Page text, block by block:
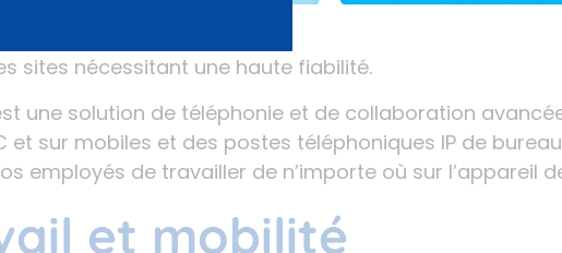
complète garantissent une très haute fiabilité.
sites nécessitant une haute fiabilité.
une solution de téléphonie et de collaboration
et sur mobiles et des postes téléphoniques IP de
employés de travailler de n’importe où sur l’appareil
et mobilité